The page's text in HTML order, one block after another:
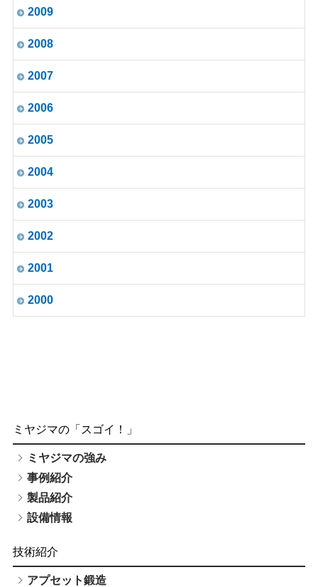
2009
2008
2007
2006
2005
2004
2003
2002
2001
2000
ミヤジマの「スゴイ！」
ミヤジマの強み
事例紹介
製品紹介
設備情報
技術紹介
アプセット鍛造